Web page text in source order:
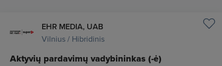
EHR MEDIA, UAB
Vilnius / Hibridinis
Aktyvių pardavimų vadybininkas (-ė)